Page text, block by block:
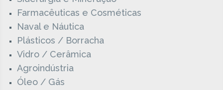
Farmacêuticas e Cosméticas
Naval e Náutica
Plásticos / Borracha
Vidro / Cerâmica
Agroindústria
Óleo / Gás